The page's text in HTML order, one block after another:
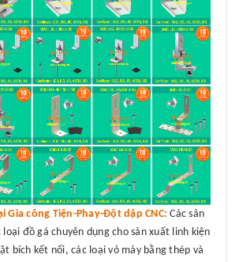
Gia công Tiện-Phay-Đột dập CNC: Các sản
loại đồ gá chuyên dụng cho sản xuất linh kiện
bích kết nối, các loại vỏ máy bằng thép và